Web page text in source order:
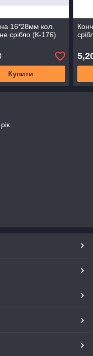
16*28мм кол.
срібло (К-176)
Купити